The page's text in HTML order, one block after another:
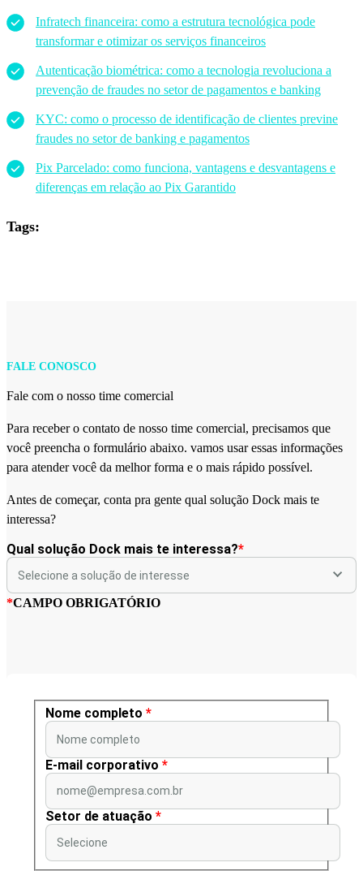
Infratech financeira: como a estrutura tecnológica pode
transformar e otimizar os serviços financeiros
Autenticação biométrica: como a tecnologia revoluciona a
prevenção de fraudes no setor de pagamentos e banking
KYC: como o processo de identificação de clientes previne
fraudes no setor de banking e pagamentos
Pix Parcelado: como funciona, vantagens e desvantagens e
diferenças em relação ao Pix Garantido
Tags:
FALE CONOSCO
Fale com o nosso time comercial
Para receber o contato de nosso time comercial, precisamos que
você preencha o formulário abaixo. vamos usar essas informações
para atender você da melhor forma e o mais rápido possível.
Antes de começar, conta pra gente qual solução Dock mais te
interessa?
Qual solução Dock mais te interessa?*
*CAMPO OBRIGATÓRIO
Nome completo *
Nome completo
E-mail corporativo *
nome@empresa.com.br
Setor de atuação *
Selecione